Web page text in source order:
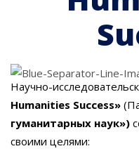
Научно-
Humanities Success»
гуманитарных наук»)
своими целями: